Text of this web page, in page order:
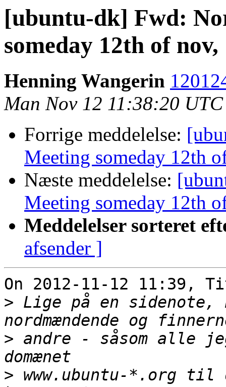
[ubuntu-dk] Fwd:
someday 12th of
Henning Wangerin
Man Nov 12 11:38:20
Forrige meddelelse:
Meeting someday 12th
Næste meddelelse:
Meeting someday 12th
Meddelelser sorteret
afsender ]
On 2012-11-12 11:39,
> Lige på en sidenote,
> andre - såsom alle
> www.ubuntu-*.org til